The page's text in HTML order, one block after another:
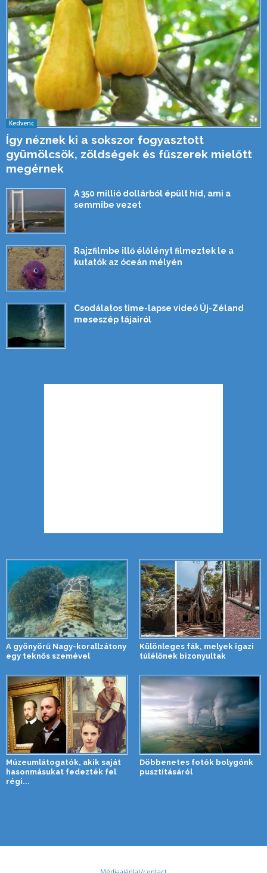
Kedvenc
Így néznek ki a sokszor fogyasztott
gyümölcsök, zöldségek és fűszerek mielőtt
megérnek
A 350 millió dollárból épült híd, ami a
semmibe vezet
Rajzfilmbe illő élőlényt filmeztek le a
kutatók az óceán mélyén
Csodálatos time-lapse videó Új-Zéland
meseszép tájairól
A gyönyörű Nagy-korallzátony
egy teknős szemével
Különleges fák, melyek igazi
túlélőnek bizonyultak
Múzeumlátogatók, akik saját
hasonmásukat fedezték fel
régi...
Döbbenetes fotók bolygónk
pusztításáról